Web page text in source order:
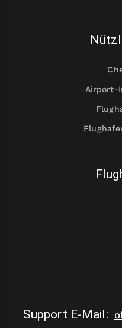
Airport-
Support E-Mail: